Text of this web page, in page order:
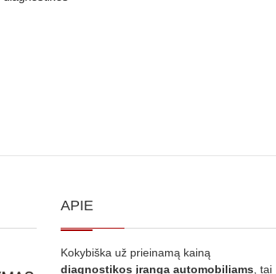
APIE
Kokybiška už prieinamą kainą
diagnostikos įranga automobiliams , tai